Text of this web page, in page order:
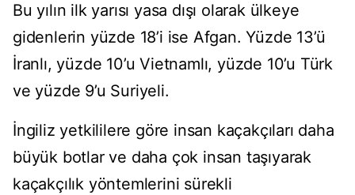
Bu yılın ilk yarısı yasa dışı olarak ülkeye
gidenlerin yüzde 18’i ise Afgan. Yüzde 13’ü
İranlı, yüzde 10’u Vietnamlı, yüzde 10’u Türk
ve yüzde 9’u Suriyeli.
İngiliz yetkililere göre insan kaçakçıları daha
büyük botlar ve daha çok insan taşıyarak
kaçakçılık yöntemlerini sürekli